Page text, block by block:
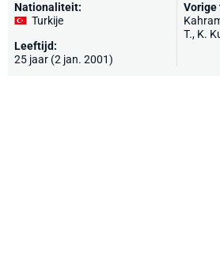
Nationaliteit:
Turkije
Leeftijd:
25 jaar (2 jan. 2001)
Vorige
T., K.